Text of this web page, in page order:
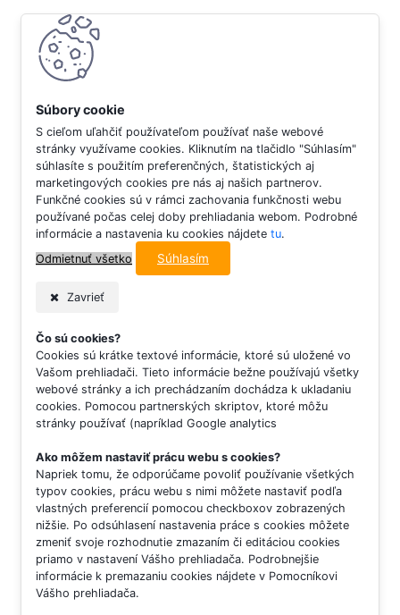
S cieľom uľahčiť používateľom používať naše webové
stránky využívame cookies. Kliknutím na tlačidlo "Súhlasím"
súhlasíte s použitím preferenčných, štatistických aj
marketingových cookies pre nás aj našich partnerov.
Funkčné cookies sú v rámci zachovania funkčnosti webu
používané počas celej doby prehliadania webom. Podrobné
informácie a nastavenia ku cookies nájdete tu.
Odmietnuť všetko
Súhlasím
Zavrieť
Čo sú cookies?
Cookies sú krátke textové informácie, ktoré sú uložené vo
Vašom prehliadači. Tieto informácie bežne používajú všetky
webové stránky a ich prechádzaním dochádza k ukladaniu
cookies. Pomocou partnerských skriptov, ktoré môžu
stránky používať (napríklad Google analytics
Ako môžem nastaviť prácu webu s cookies?
Napriek tomu, že odporúčame povoliť používanie všetkých
typov cookies, prácu webu s nimi môžete nastaviť podľa
vlastných preferencií pomocou checkboxov zobrazených
nižšie. Po odsúhlasení nastavenia práce s cookies môžete
zmeniť svoje rozhodnutie zmazaním či editáciou cookies
priamo v nastavení Vášho prehliadača. Podrobnejšie
informácie k premazaniu cookies nájdete v Pomocníkovi
Vášho prehliadača.